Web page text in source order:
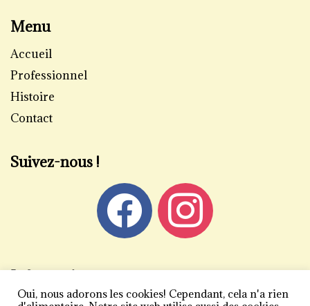
Menu
Accueil
Professionnel
Histoire
Contact
Suivez-nous !
Informations
Oui, nous adorons les cookies! Cependant, cela n'a rien